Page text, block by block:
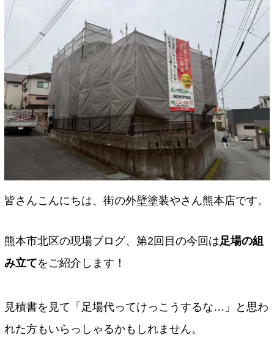
皆さんこんにちは、街の外壁塗装やさん熊本店です。
熊本市北区の現場ブログ、第2回目の今回は足場の組
み立てをご紹介します！
見積書を見て「足場代ってけっこうするな…」と思わ
れた方もいらっしゃるかもしれません。